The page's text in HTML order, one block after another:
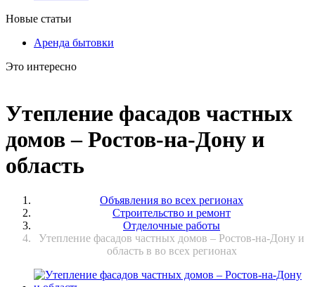
Новые статьи
Аренда бытовки
Это интересно
Утепление фасадов частных
домов – Ростов-на-Дону и
область
Объявления во всех регионах
Строительство и ремонт
Отделочные работы
Утепление фасадов частных домов – Ростов-на-Дону и
область в во всех регионах